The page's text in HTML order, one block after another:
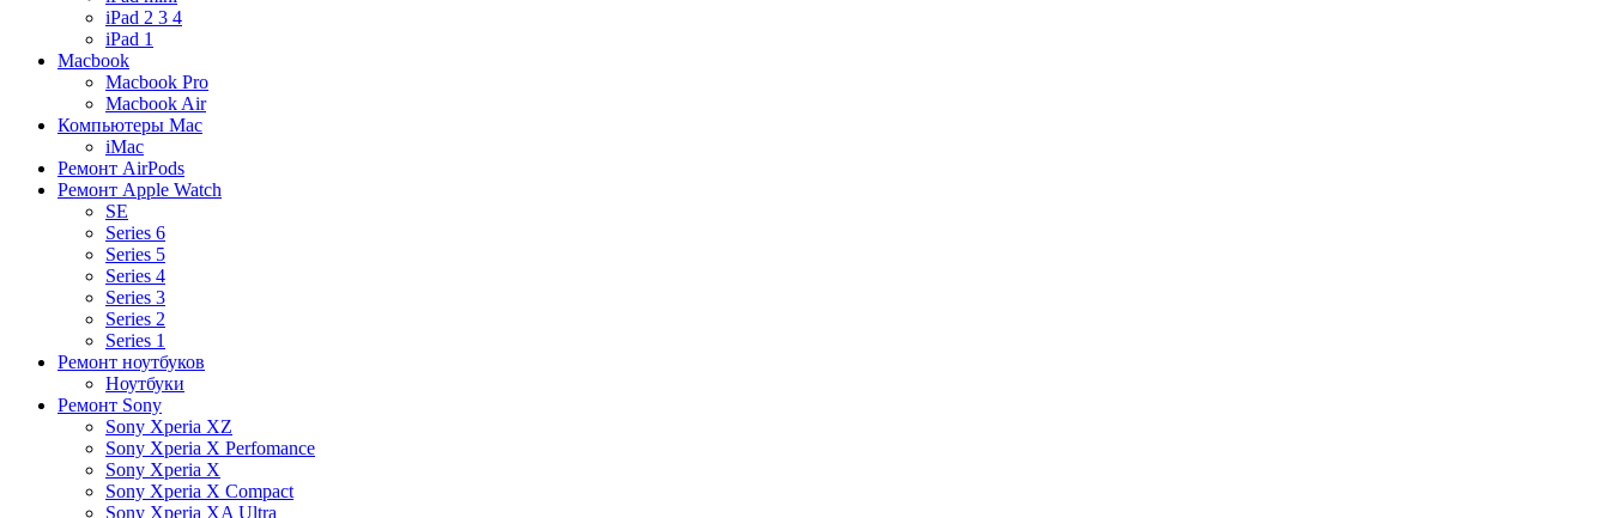
iPad 2 3 4
iPad 1
Macbook
Macbook Pro
Macbook Air
Компьютеры Mac
iMac
Ремонт AirPods
Ремонт Apple Watch
SE
Series 6
Series 5
Series 4
Series 3
Series 2
Series 1
Ремонт ноутбуков
Ноутбуки
Ремонт Sony
Sony Xperia XZ
Sony Xperia X Perfomance
Sony Xperia X
Sony Xperia X Compact
Sony Xperia XA Ultra